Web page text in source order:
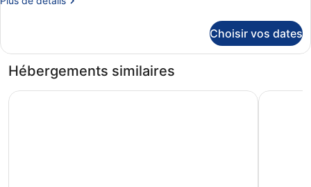
le
de
Chambre
Choisir vos dates
Hébergements similaires
Hotel Riu Palace Oasis Hotel Riu